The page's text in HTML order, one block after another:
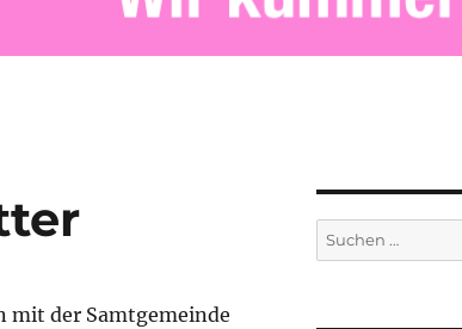
mit der Samtgemeinde
Suchen
nach: